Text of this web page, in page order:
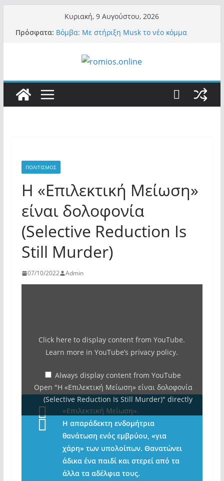
περιεχόμενο
Κυριακή, 9 Αυγούστου, 2026
Πρόσφατα: Βόμβα: Με στήριξη Musk το νέο κόμμα
πανικό, πατριωτικό τσουνάμι σαρώνει την
εγκλήματά του στην πανδημία – Στην Ελλάδα
τον έκαναν μέλος της Ακαδημίας Αθηνών!
Οι ρυθμιστές – Σαμαράς και Κασιδιάρης θα
το διεφθαρμένο σύστημα εξουσίας»
ΠΟΛΙΤΙΣΜΟΣ
Η «Επιλεκτική Μείωση»
είναι δολοφονία
(Selective Reduction Is
Still Murder)
07/10/2022 Admin
είναι
(Selective
Reduction
Is
Still
Murder)"
from
YouTube
Click here to display content from YouTube.
Learn more inYouTube’s privacy policy.
Always display content from YouTube
Open "Η «Επιλεκτική Μείωση» είναι δολοφονία
(Selective Reduction Is Still Murder)" directly
«Επιλεκτική Μείωση».
Η απαράδεκτη ενδομήτρια
θανάτωση ενός εμβρύου, «για
χάρη» των υπολοίπων. Θανατώνει
άδικα ένα παιδί και στερεί από τα
άλλα τα αδέλφια τους.